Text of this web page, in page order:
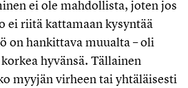
ei ole mahdollista, joten jos
ei riitä kattamaan kysyntää
on hankittava muualta – oli
hyvänsä. Tällainen
myyjän virheen tai yhtäläisesti